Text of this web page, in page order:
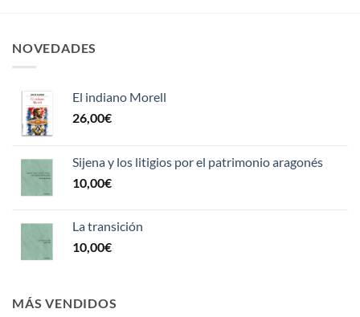
NOVEDADES
El indiano Morell
26,00€
Sijena y los litigios por el patrimonio aragonés
10,00€
La transición
10,00€
MÁS VENDIDOS